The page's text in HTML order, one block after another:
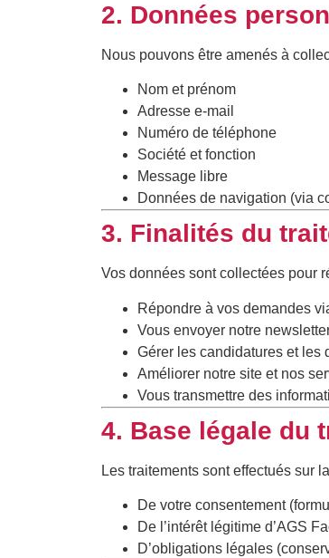
2. Données
Nous pouvons être amenés à
Nom et prénom
Adresse e-mail
Numéro de téléphone
Société et fonction
Message libre
Données de navigation (via
3. Finalités du
Vos données sont collectées pour
Répondre à vos demandes
Vous envoyer notre
Gérer les candidatures et les
Améliorer notre site et nos
Vous transmettre des
4. Base légale du
Les traitements sont effectués sur
De votre consentement
De l’intérêt légitime d’AGS
D’obligations légales